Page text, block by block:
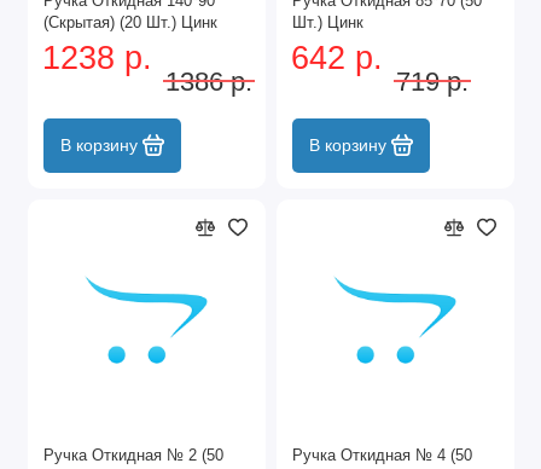
(Скрытая) (20 Шт.) Цинк
1238 р.
1386 р.
В корзину
Шт.) Цинк
642 р.
719 р.
В корзину
Ручка Откидная № 2 (50
Ручка Откидная № 4 (50